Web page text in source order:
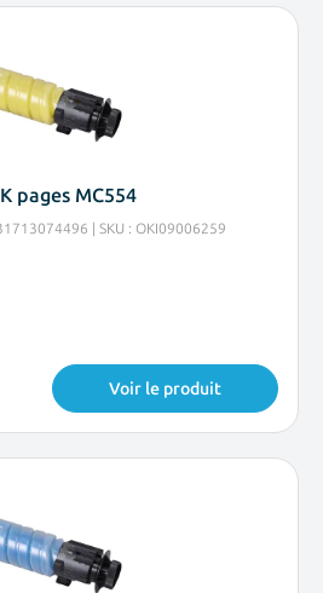
pages MC554
| SKU : OKI09006259
Voir le produit